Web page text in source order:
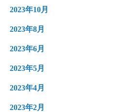
2023年10月
2023年8月
2023年6月
2023年5月
2023年4月
2023年2月